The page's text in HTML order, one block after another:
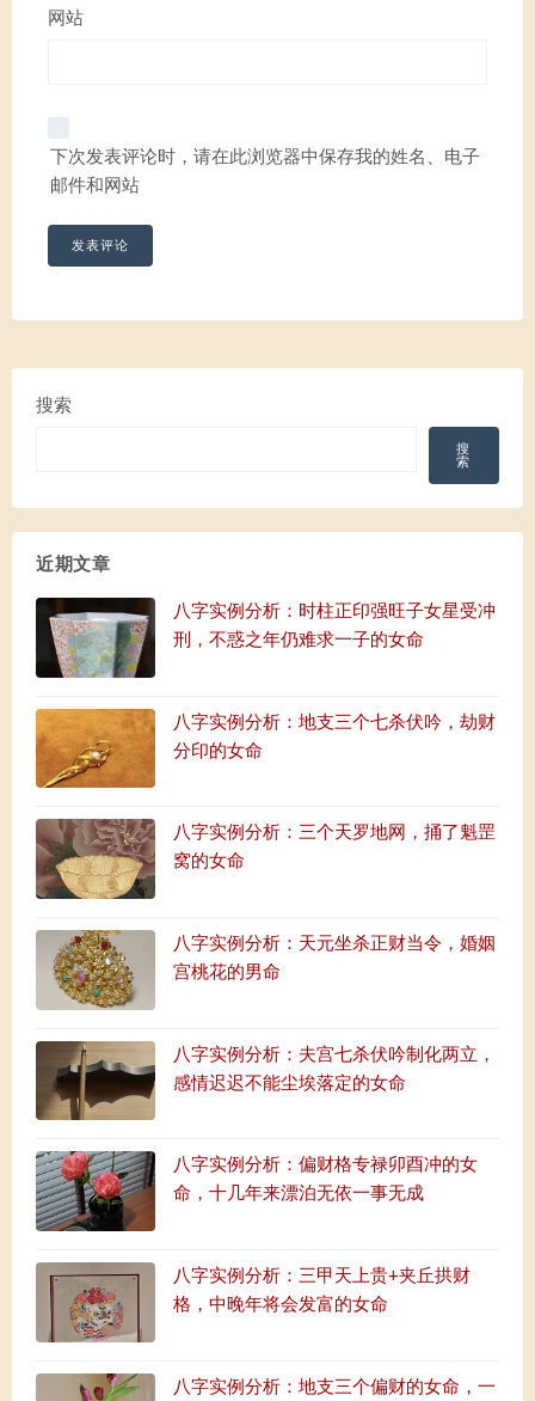
网站
下次发表评论时，请在此浏览器中保存我的姓名、电子
邮件和网站
搜索
搜
索
近期文章
八字实例分析：时柱正印强旺子女星受冲
刑，不惑之年仍难求一子的女命
八字实例分析：地支三个七杀伏吟，劫财
分印的女命
八字实例分析：三个天罗地网，捅了魁罡
窝的女命
八字实例分析：天元坐杀正财当令，婚姻
宫桃花的男命
八字实例分析：夫宫七杀伏吟制化两立，
感情迟迟不能尘埃落定的女命
八字实例分析：偏财格专禄卯酉冲的女
命，十几年来漂泊无依一事无成
八字实例分析：三甲天上贵+夹丘拱财
格，中晚年将会发富的女命
八字实例分析：地支三个偏财的女命，一